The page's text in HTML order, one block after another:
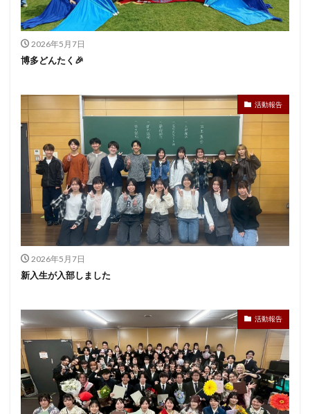
2026年5月7日
博多どんたく🎉
活動報告
2026年5月7日
新入生が入部しました
活動報告